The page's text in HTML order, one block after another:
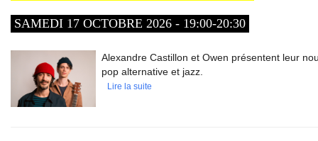
SAMEDI 17 OCTOBRE 2026 - 19:00-20:30
Alexandre Castillon et Owen présentent leur
pop alternative et jazz.
Lire la suite